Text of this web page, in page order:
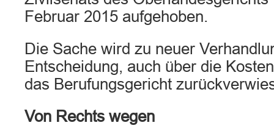
Februar 2015 aufgehoben.
Die Sache wird zu neuer
Entscheidung, auch über die
das Berufungsgericht
Von Rechts wegen